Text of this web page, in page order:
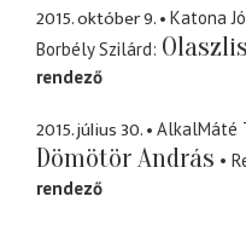
2015. október 9.
Katona
Borbély Szilárd
rendező
2015. július 30. AlkalMáté
Dömötör András
rendező